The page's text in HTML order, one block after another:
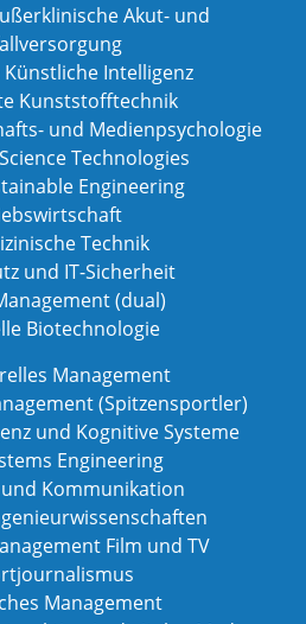
Akut- und
Intelligenz
Kunststofftechnik
und Medienpsychologie
Technologies
Engineering
Technik
und IT-Sicherheit
(dual)
Biotechnologie
Management
(Spitzensportler)
und Kognitive Systeme
Engineering
Kommunikation
Film und TV
Management